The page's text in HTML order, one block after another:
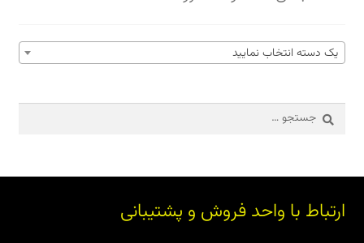
یک دسته انتخاب نمایید
جستجو
برای:
ارتباط با واحد فروش و پشتیبانی